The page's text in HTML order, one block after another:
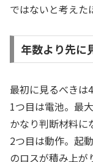
ではないと考えた
年数より先に
最初に見るべきは4
1つ目は電池。最
かなり判断材料に
2つ目は動作。起
のロスが積み上が